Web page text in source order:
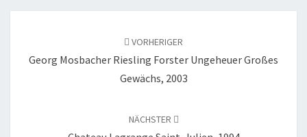
VORHERIGER
Georg Mosbacher Riesling Forster Ungeheuer Großes
Gewächs, 2003
NÄCHSTER